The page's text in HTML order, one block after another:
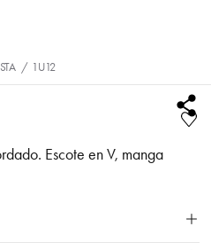
/ 1U12
Escote en V, manga